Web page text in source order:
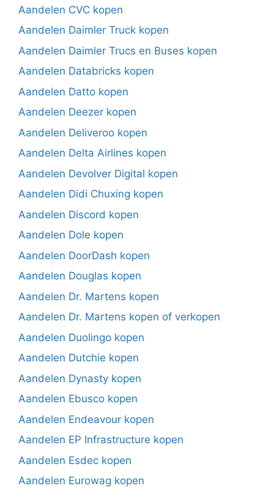
Aandelen CVC kopen
Aandelen Daimler Truck kopen
Aandelen Daimler Trucs en Buses kopen
Aandelen Databricks kopen
Aandelen Datto kopen
Aandelen Deezer kopen
Aandelen Deliveroo kopen
Aandelen Delta Airlines kopen
Aandelen Devolver Digital kopen
Aandelen Didi Chuxing kopen
Aandelen Discord kopen
Aandelen Dole kopen
Aandelen DoorDash kopen
Aandelen Douglas kopen
Aandelen Dr. Martens kopen
Aandelen Dr. Martens kopen of verkopen
Aandelen Duolingo kopen
Aandelen Dutchie kopen
Aandelen Dynasty kopen
Aandelen Ebusco kopen
Aandelen Endeavour kopen
Aandelen EP Infrastructure kopen
Aandelen Esdec kopen
Aandelen Eurowag kopen